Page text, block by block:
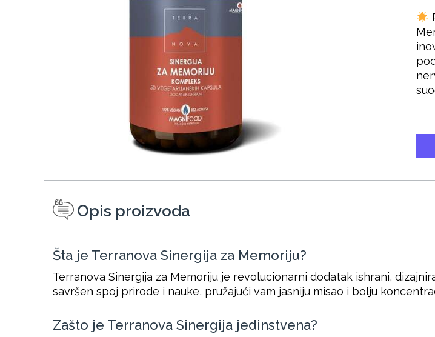
Opis proizvoda
Šta je Terranova Sinergija za Memoriju?
Terranova Sinergija za Memoriju je revolucionarni dodatak ishrani,
savršen spoj prirode i nauke, pružajući vam jasniju misao i bolju
Zašto je Terranova Sinergija jedinstvena?